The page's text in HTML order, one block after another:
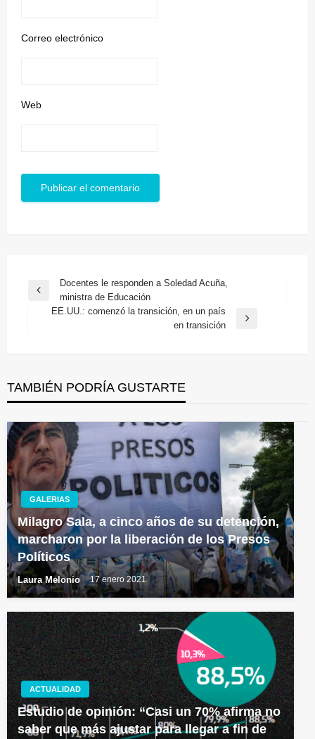
Correo electrónico
Web
Navegación
Entrada
anterior
Docentes le responden a Soledad Acuña,
ministra de Educación
EE.UU.: comenzó la transición, en un país
en transición
TAMBIÉN PODRÍA GUSTARTE
GALERIAS
Milagro Sala, a cinco años de su detención,
marcharon por la liberación de los Presos
Políticos
Laura Melonio 17 enero 2021
ACTUALIDAD
Estudio de opinión: “Casi un 70% afirma no
saber que más ajustar para llegar a fin de